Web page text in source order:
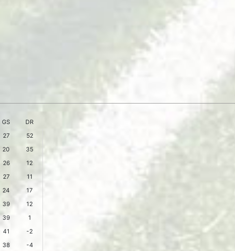
GS
DR
27
52
20
35
26
12
27
11
24
17
39
12
39
1
41
-2
38 -4